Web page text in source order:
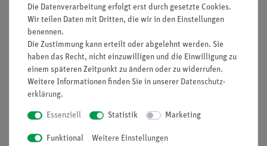
Keine zusätzlichen Kabelverbindungen zwischen den
Bausteinen nötig - übersichtlicherer und schnellerer
Aufbau
Kontaktsicherheit durch puzzelartig verzahnbare
Bausteine
Hartvergoldete, korrosionsbeständige Kontakte
Doppelter Lernerfolg: Elektrischer Schaltplan auf der
Die Datenverarbeitung erfolgt erst durch gesetzte Cookies.
Wir teilen Daten mit Dritten, die wir in den Einstellungen
benennen.
Die Zustimmung kann erteilt oder abgelehnt werden. Sie
haben das Recht, nicht einzuwilligen und die Einwilligung zu
einem späteren Zeitpunkt zu ändern oder zu widerrufen.
Weitere Informationen finden Sie in unserer Daten­schutz­
erklärung.
Essenziell Statistik Marketing
Funktional Weitere Einstellungen